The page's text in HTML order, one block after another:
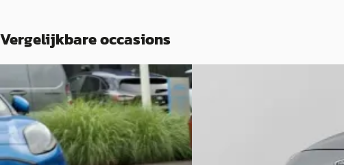
Vergelijkbare occasions
Ford Kuga·2020
1.5 EcoBoost Titanium X
€ 19.950